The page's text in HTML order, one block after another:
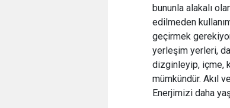
bununla alakalı
edilmeden
geçirmek
yerleşim yerleri,
dizginleyip, içme,
mümkündür. Akıl
Enerjimizi daha